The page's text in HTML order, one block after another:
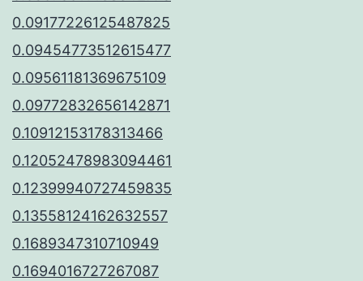
0.09177226125487825
0.09454773512615477
0.09561181369675109
0.09772832656142871
0.10912153178313466
0.12052478983094461
0.12399940727459835
0.13558124162632557
0.1689347310710949
0.1694016727267087